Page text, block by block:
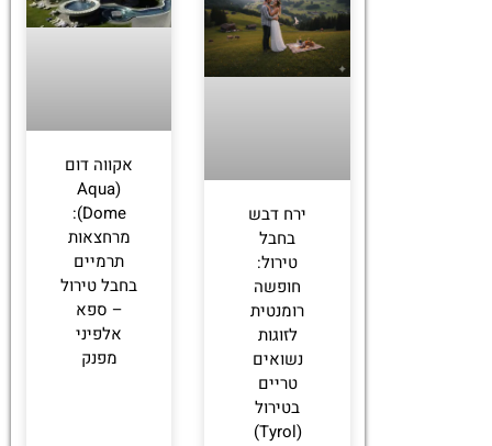
ירח דבש
בחבל
טירול:
חופשה
רומנטית
לזוגות
נשואים
טריים
בטירול
(Tyrol)
אקווה דום
(Aqua
Dome):
מרחצאות
תרמיים
בחבל טירול
– ספא
אלפיני
מפנק